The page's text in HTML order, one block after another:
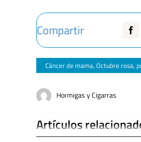
Compartir
Cáncer de mama, Octubre rosa,
Hormigas y Cigarras
Artículos